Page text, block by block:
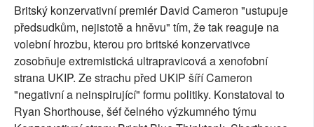
SOCIÁLNÍ SÍTĚ
RUBRIKY
PLNÁ VERZE STRÁNEK
Britský konzervativní premiér David Cameron "ustupuje
předsudkům, nejistotě a hněvu" tím, že tak reaguje na
volební hrozbu, kterou pro britské konzervativce
zosobňuje extremistická ultrapravicová a xenofobní
strana UKIP. Ze strachu před UKIP šíří Cameron
"negativní a neinspirující" formu politiky. Konstatoval to
Ryan Shorthouse, šéf čelného výzkumného týmu